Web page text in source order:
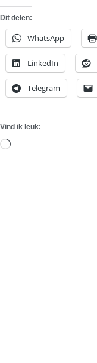
Dit delen:
WhatsApp
LinkedIn
Telegram
Vind ik leuk:
Aan